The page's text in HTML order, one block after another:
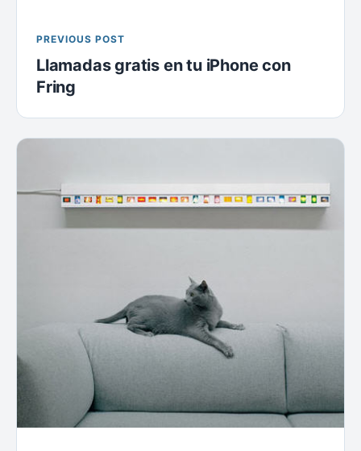
PREVIOUS POST
Llamadas gratis en tu iPhone con
Fring